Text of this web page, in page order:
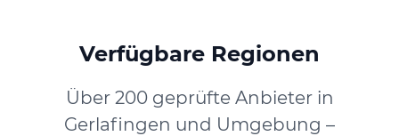
Verfügbare Regionen
Über 200 geprüfte Anbieter in
Gerlafingen und Umgebung –